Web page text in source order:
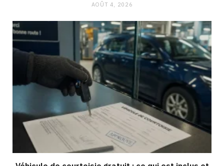
AOÛT 4, 2026